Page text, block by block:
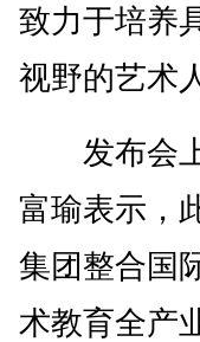
致力于培养
视野的艺术
发布会上
富瑜表示，
集团整合国
术教育全产